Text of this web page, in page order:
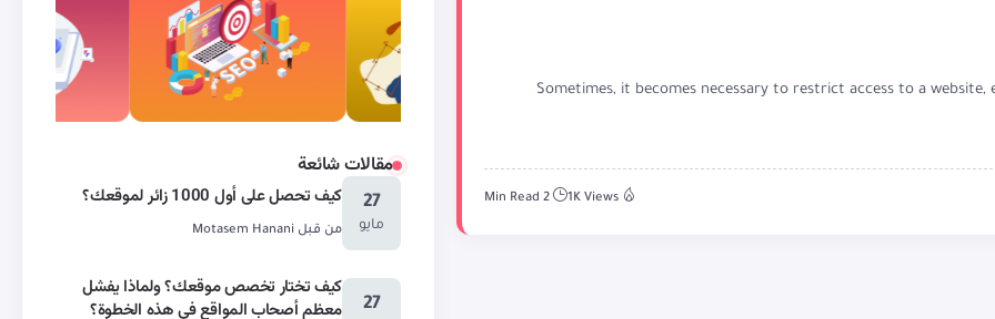
Sometimes, it becomes necessary to restrict access to a
1K Views
2 Min Read
مقالات شائعة
27
مايو
كيف تحصل على أول 1000 زائر لموقعك؟
من قبل Motasem Hanani
27
كيف تختار تخصص موقعك؟ ولماذا يفشل
معظم أصحاب المواقع في هذه الخطوة؟